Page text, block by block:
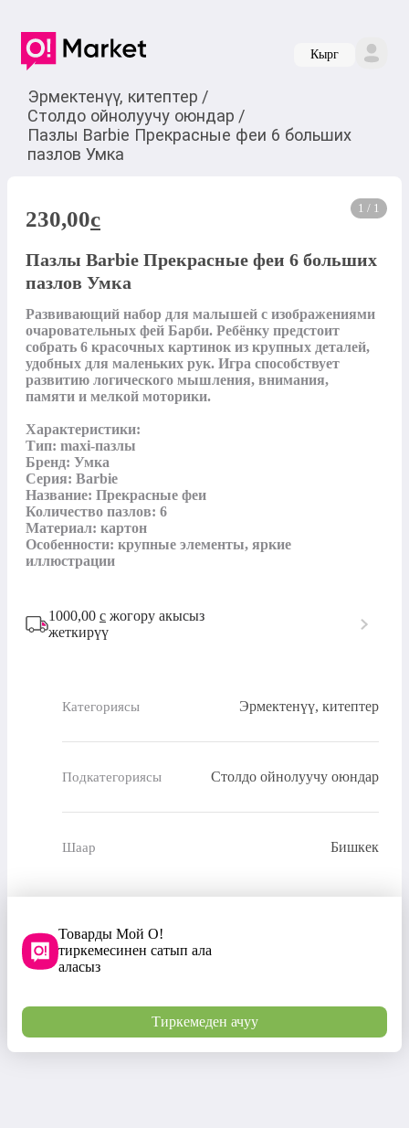
Кырг
Эрмектенүү, китептер /
Столдо ойнолуучу оюндар /
Пазлы Barbie Прекрасные феи 6 больших
пазлов Умка
1 / 1
230,00c
Пазлы Barbie Прекрасные феи 6 больших
пазлов Умка
Развивающий набор для малышей с изображениями
очаровательных фей Барби. Ребёнку предстоит
собрать 6 красочных картинок из крупных деталей,
удобных для маленьких рук. Игра способствует
развитию логического мышления, внимания,
памяти и мелкой моторики.
Характеристики:
Тип: maxi-пазлы
Бренд: Умка
Серия: Barbie
Название: Прекрасные феи
Количество пазлов: 6
Материал: картон
Особенности: крупные элементы, яркие
иллюстрации
1000,00 с жогору акысыз
жеткирүү
Категориясы Эрмектенүү, китептер
Подкатегориясы Столдо ойнолуучу оюндар
Шаар Бишкек
Товарды Мой О!
тиркемесинен сатып ала
аласыз
Тиркемеден ачуу